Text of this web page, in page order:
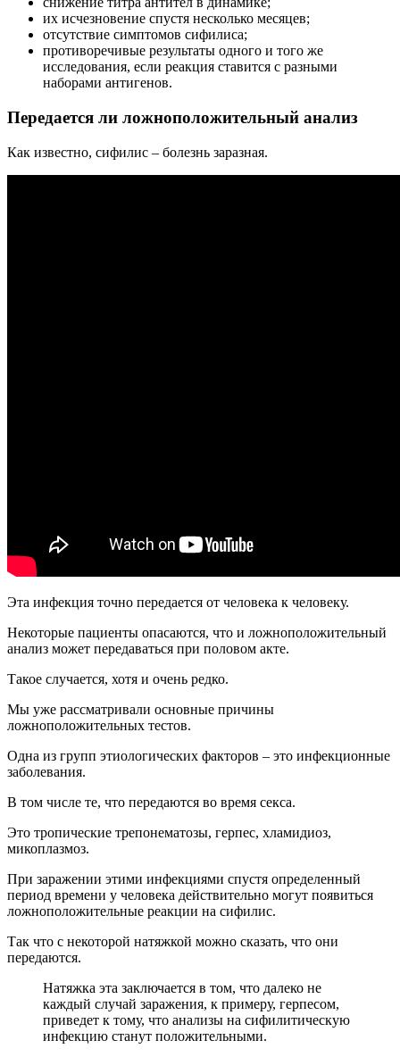
их исчезновение спустя несколько месяцев;
отсутствие симптомов сифилиса;
противоречивые результаты одного и того же
исследования, если реакция ставится с разными
наборами антигенов.
Передается ли ложноположительный анализ
Как известно, сифилис – болезнь заразная.
Эта инфекция точно передается от человека к человеку.
Некоторые пациенты опасаются, что и ложноположительный
анализ может передаваться при половом акте.
Такое случается, хотя и очень редко.
Мы уже рассматривали основные причины
ложноположительных тестов.
Одна из групп этиологических факторов – это инфекционные
заболевания.
В том числе те, что передаются во время секса.
Это тропические трепонематозы, герпес, хламидиоз,
микоплазмоз.
При заражении этими инфекциями спустя определенный
период времени у человека действительно могут появиться
ложноположительные реакции на сифилис.
Так что с некоторой натяжкой можно сказать, что они
передаются.
Натяжка эта заключается в том, что далеко не
каждый случай заражения, к примеру, герпесом,
приведет к тому, что анализы на сифилитическую
инфекцию станут положительными.